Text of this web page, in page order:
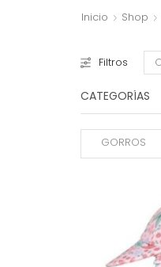
Inicio Shop
Filtros
CATEGORÍAS
GORROS